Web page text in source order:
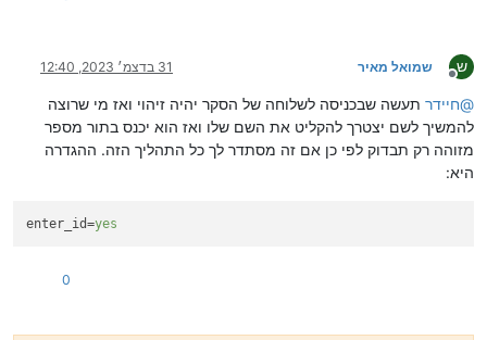
ש
מנותק
שמואל מאיר 31 בדצמ׳ 2023, 12:40
@חיידר תעשה שבכניסה לשלוחה של הסקר יהיה זיהוי ואז מי שרוצה
להמשיך לשם יצטרך להקליט את השם שלו ואז הוא יכנס בתור מספר
מזוהה רק תבדוק לפי כן אם זה מסתדר לך כל התהליך הזה. ההגדרה
היא:
enter_id=yes
0